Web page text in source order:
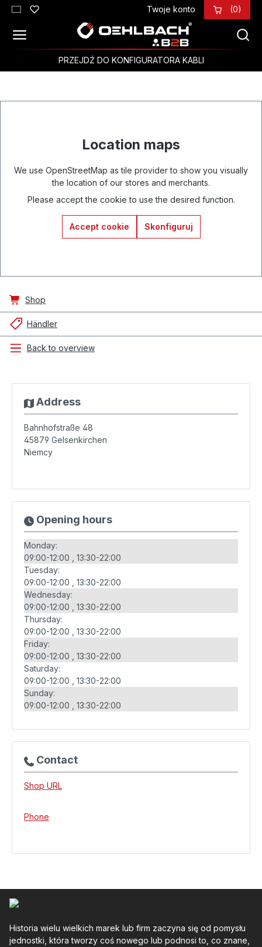
Przejdź do głównej zawartości Twoje konto (0)
PRZEJDŹ DO KONFIGURATORA KABLI
Location maps
We use OpenStreetMap as tile provider to show you visually
the location of our stores and merchants.
Please accept the cookie to use the desired function.
Accept cookie Skonfiguruj
Shop
Händler
Back to overview
Address
Bahnhofstraße 48
45879 Gelsenkirchen
Niemcy
Opening hours
Monday:
09:00-12:00
13:30-22:00
Tuesday:
09:00-12:00
13:30-22:00
Wednesday:
09:00-12:00
13:30-22:00
Thursday:
09:00-12:00
13:30-22:00
Friday:
09:00-12:00
13:30-22:00
Saturday:
09:00-12:00
13:30-22:00
Sunday:
09:00-12:00
13:30-22:00
Contact
Shop URL
Phone
Historia wielu wielkich marek lub firm zaczyna się od pomysłu
jednostki, która tworzy coś nowego lub podnosi to, co znane,